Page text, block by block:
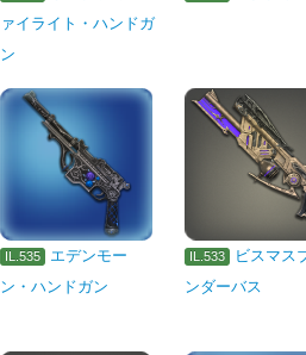
ァイライト・ハンドガ
ン
IL.535
エデンモー
ン・ハンドガン
IL.533
ビスマス
ンダーバス